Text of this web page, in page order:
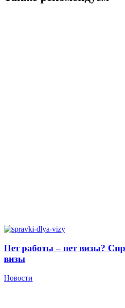
Нет работы – нет визы?
визы
Новости